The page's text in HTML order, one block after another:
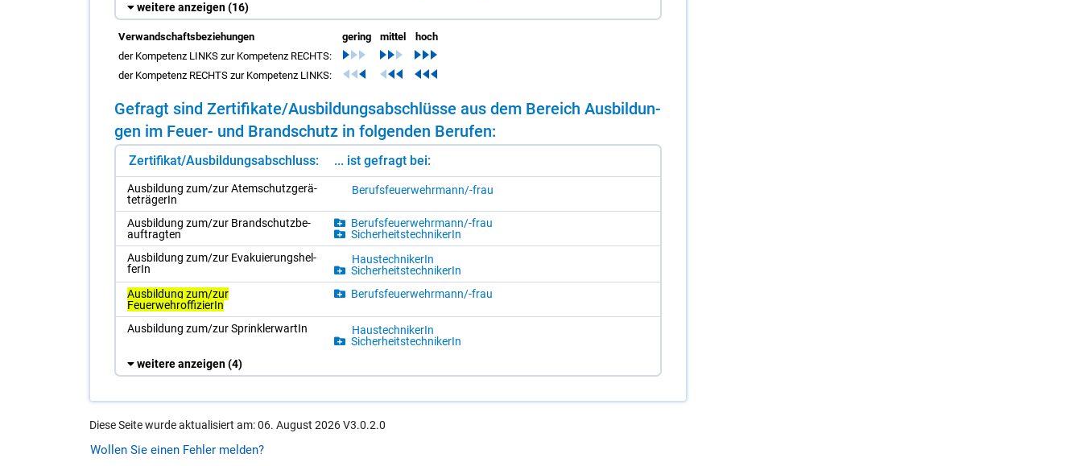
weitere anzeigen(16)
Verwandschaftsbeziehungen gering mittel
hoch
der Kompetenz LINKS zur Kompetenz RECHTS:
der Kompetenz RECHTS zur Kompetenz LINKS:
Ge­fragt sind Zer­ti­fi­ka­te/​Aus­bil­dungs­ab­schlüs­se aus dem Be­reich Aus­bil­dun­
gen im Feu­er- und Brand­schutz in fol­gen­den Be­ru­fen:
Zertifikat/Ausbildungsabschluss: ... ist gefragt bei:
Aus­bil­dung zum/​zur Atem­schutz­ge­rä­
te­trä­ge­rIn
Be­rufs­feu­er­wehr­mann/-​frau
Aus­bil­dung zum/​zur Brand­schutz­be­
auf­trag­ten
Be­rufs­feu­er­wehr­mann/-​frau
Si­cher­heits­tech­ni­ke­rIn
Aus­bil­dung zum/​zur Eva­ku­ie­rungs­hel­
fe­rIn
Haus­tech­ni­ke­rIn
Si­cher­heits­tech­ni­ke­rIn
Ausbildung zum/zur
FeuerwehroffizierIn
Be­rufs­feu­er­wehr­mann/-​frau
Aus­bil­dung zum/​zur Sprink­ler­war­tIn
Haus­tech­ni­ke­rIn
Si­cher­heits­tech­ni­ke­rIn
weitere anzeigen(4)
Diese Seite wurde aktualisiert am: 06. August 2026 V3.0.2.0
Wollen Sie einen Fehler melden?